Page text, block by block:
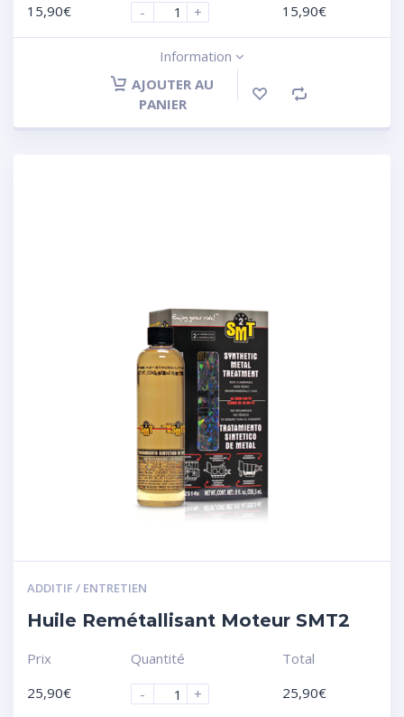
15,90€
-
+
15,90€
Information
AJOUTER AU
PANIER
ADDITIF / ENTRETIEN
Huile Remétallisant Moteur SMT2
Prix
25,90€
Quantité
-
+
Total
25,90€